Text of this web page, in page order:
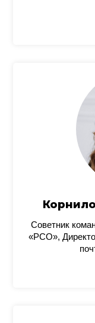
Советник
«РСО»,